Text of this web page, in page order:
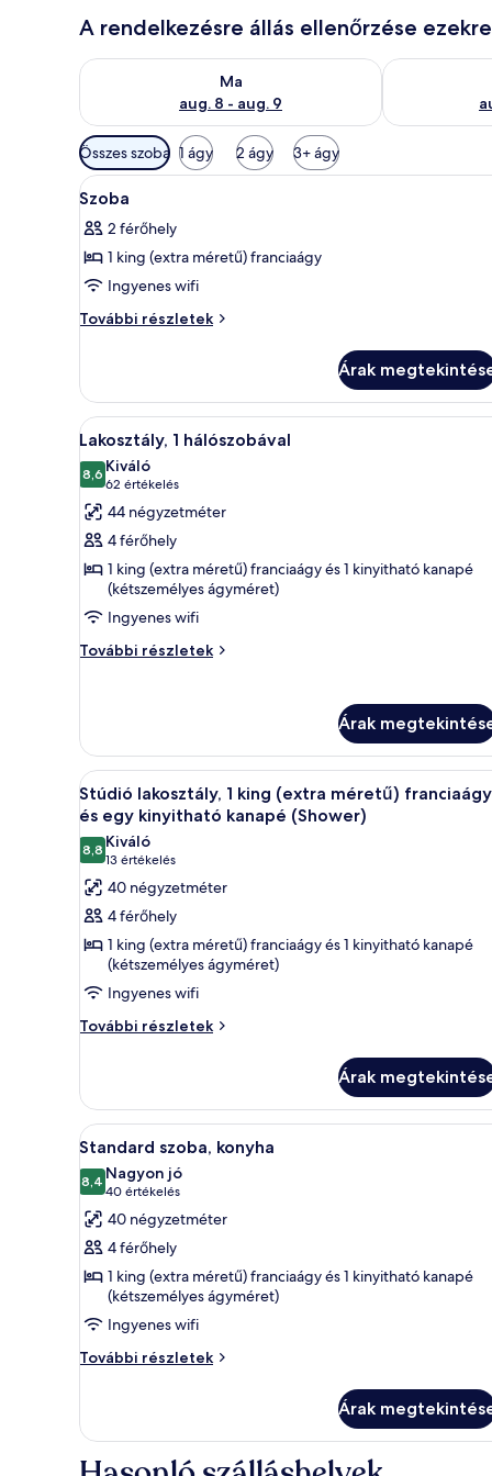
A rendelkezésre állás ellenőrzése
Ma
aug. 8 - aug. 9
A ma esti rendelkezésre állás ellenőrzése: aug. 8 -
A holnapi
Szobákhoz
rendelkezésre
álló
Összes szoba 1 ágy 2 ágy 3+ ágy
A
következő
szoba
összes
képének
megtekintése:
Egy szállodai szoba,
10
Szoba
2 férőhely
1 king (extra méretű) franciaágy
Ingyenes wifi
További részletek
Szoba
Árak
A
következő
szoba
összes
képének
megtekintése:
Lakosztály,
hálószobával
Egy modern szállodai szoba,
10
Lakosztály, 1 hálószobával
8,610-ből 8,6
Kiváló
62 értékelés
(62
értékelés)
44 négyzetméter
4 férőhely
1 king (extra méretű) franciaágy és 1 kinyitható kanapé
(kétszemélyes ágyméret)
Ingyenes wifi
További részletek
Lakosztály,
Árak
A
következő
szoba
összes
képének
megtekintése:
Stúdió
lakosztály,
1
(extra
és
egy
kinyitható
kanapé
(Shower)
Egy modern szállodai szoba,
7
Stúdió lakosztály, 1 king (extra méretű) franciaágy
és egy kinyitható kanapé (Shower)
8,810-ből 8,8
Kiváló
13 értékelés
(13
értékelés)
40 négyzetméter
4 férőhely
1 king (extra méretű) franciaágy és 1 kinyitható kanapé
(kétszemélyes ágyméret)
Ingyenes wifi
További részletek
Stúdió
(extra
méretű)
franciaágy
egy
kinyitható
kanapé
(Shower)
részletei
Árak
A
következő
szoba
összes
képének
megtekintése:
Standard
szoba,
konyha
Egy szállodai szoba,
11
Standard szoba, konyha
8,410-ből 8,4
Nagyon jó
40 értékelés
(40
értékelés)
40 négyzetméter
4 férőhely
1 king (extra méretű) franciaágy és 1 kinyitható kanapé
(kétszemélyes ágyméret)
Ingyenes wifi
További részletek
Standard
részletei
Árak